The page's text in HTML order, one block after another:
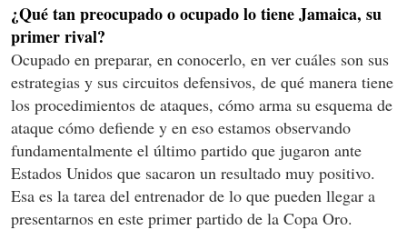
¿Qué tan preocupado o ocupado lo tiene Jamaica, su
primer rival?
Ocupado en preparar, en conocerlo, en ver cuáles son sus
estrategias y sus circuitos defensivos, de qué manera tiene
los procedimientos de ataques, cómo arma su esquema de
ataque cómo defiende y en eso estamos observando
fundamentalmente el último partido que jugaron ante
Estados Unidos que sacaron un resultado muy positivo.
Esa es la tarea del entrenador de lo que pueden llegar a
presentarnos en este primer partido de la Copa Oro.